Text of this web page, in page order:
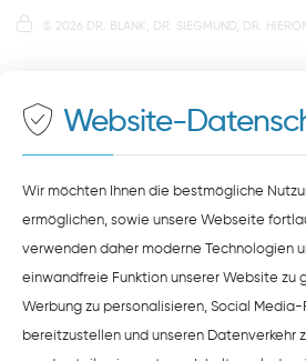
zustimmen.
ZUSTIMMEN
HINWEISE ZUM DATENSCHUTZ
© 2026 DR. BLANK, DR. SIEGMUND, DR.
Website-
Wir möchten Ihnen die bestmögliche
ermöglichen, sowie unsere Webseite
verwenden daher moderne Technologien
einwandfreie Funktion unserer Website zu
Werbung zu personalisieren, Social Media-
bereitzustellen und unseren Datenverkehr